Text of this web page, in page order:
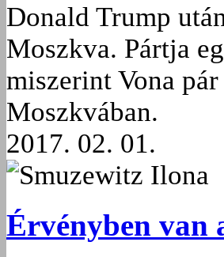
Donald Trump
Moszkva. Pártja
miszerint Vona
Moszkvában.
2017. 02. 01.
Smuzewitz Ilona
Érvényben van